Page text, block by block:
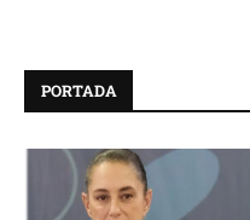
PORTADA